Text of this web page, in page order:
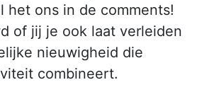
het ons in de comments!
of jij je ook laat verleiden
nieuwigheid die
combineert.